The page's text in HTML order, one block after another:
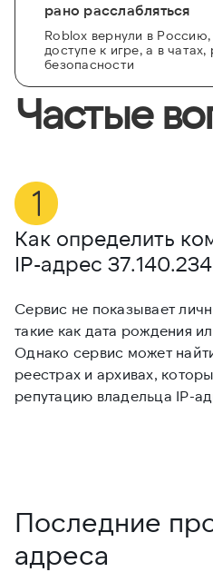
рано расслабляться
Roblox вернули в
доступе к игре, а в
безопасности
Частые
Как определить
IP-адрес
Сервис не показывает
такие как дата рождения
Однако сервис может
реестрах и архивах,
репутацию владельца IP-
Последние
адреса